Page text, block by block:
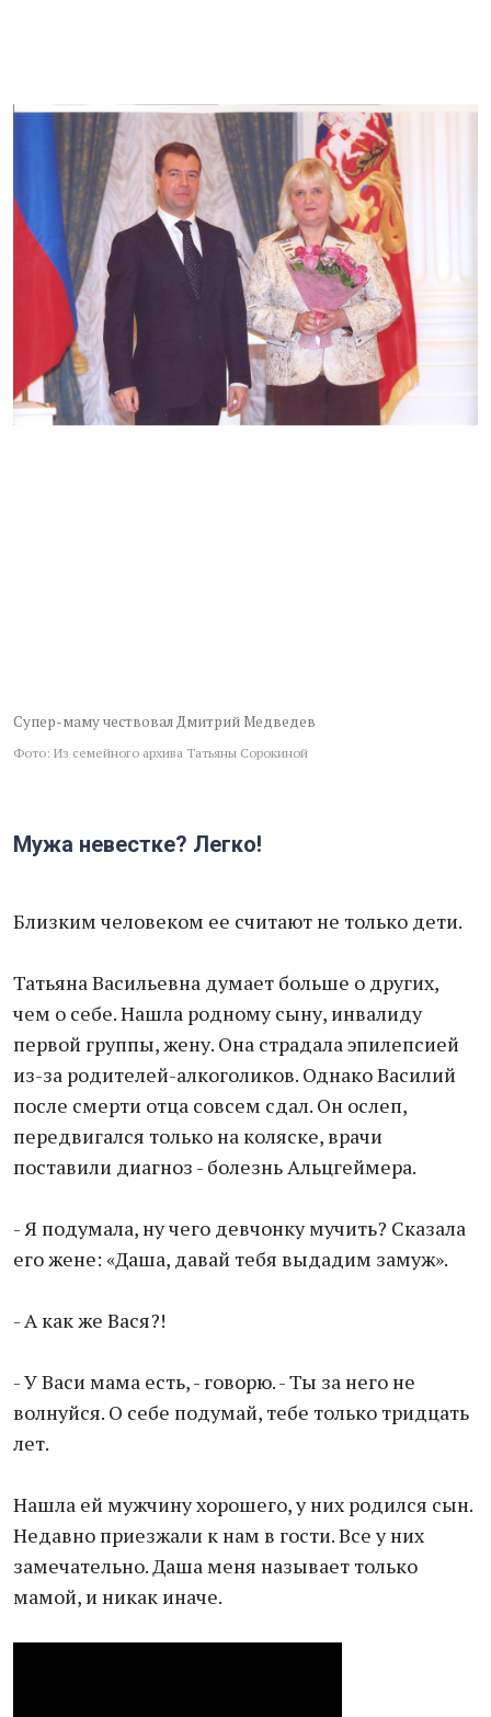
Супер-маму чествовал Дмитрий Медведев
Фото: Из семейного архива Татьяны Сорокиной
Мужа невестке? Легко!
Близким человеком ее считают не только дети.
Татьяна Васильевна думает больше о других,
чем о себе. Нашла родному сыну, инвалиду
первой группы, жену. Она страдала эпилепсией
из-за родителей-алкоголиков. Однако Василий
после смерти отца совсем сдал. Он ослеп,
передвигался только на коляске, врачи
поставили диагноз - болезнь Альцгеймера.
- Я подумала, ну чего девчонку мучить? Сказала
его жене: «Даша, давай тебя выдадим замуж».
- А как же Вася?!
- У Васи мама есть, - говорю. - Ты за него не
волнуйся. О себе подумай, тебе только тридцать
лет.
Нашла ей мужчину хорошего, у них родился сын.
Недавно приезжали к нам в гости. Все у них
замечательно. Даша меня называет только
мамой, и никак иначе.